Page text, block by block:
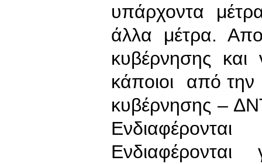
υπάρχοντα
άλλα μέτρα.
κυβέρνησης και
κάποιοι από
κυβέρνησης –